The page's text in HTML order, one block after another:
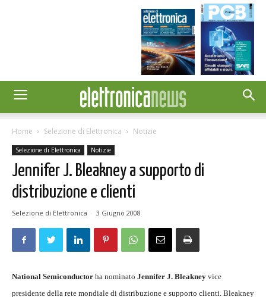
Home Selezione di Elettronica Notizie
Selezione di Elettronica Notizie
Jennifer J. Bleakney a supporto di
distribuzione e clienti
Selezione di Elettronica - 3 Giugno 2008
National Semiconductor ha nominato Jennifer J. Bleakney vice
presidente della rete mondiale di distribuzione e supporto clienti. Bleakney